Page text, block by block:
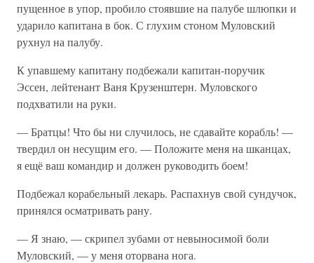
пущенное в упор, пробило стоявшие на палубе шлюпки и
ударило капитана в бок. С глухим стоном Муловский
рухнул на палубу.
К упавшему капитану подбежали капитан-поручик
Эссен, лейтенант Ваня Крузенштерн. Муловского
подхватили на руки.
— Братцы! Что бы ни случилось, не сдавайте корабль! —
твердил он несущим его. — Положите меня на шканцах,
я ещё ваш командир и должен руководить боем!
Подбежал корабельный лекарь. Распахнув свой сундучок,
принялся осматривать рану.
— Я знаю, — скрипел зубами от невыносимой боли
Муловский, — у меня оторвана нога.